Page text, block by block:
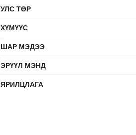
УЛС ТӨР
ХҮМҮҮС
ШАР МЭДЭЭ
ЭРҮҮЛ МЭНД
ЯРИЛЦЛАГА